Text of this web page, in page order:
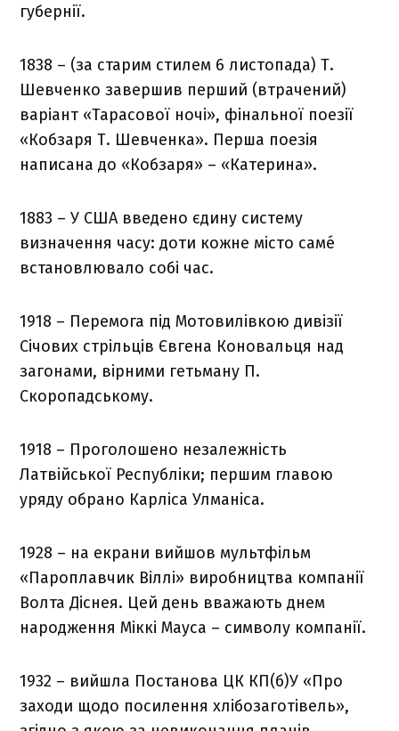
губернії.
1838 – (за старим стилем 6 листопада) Т.
Шевченко завершив перший (втрачений)
варіант «Тарасової ночі», фінальної поезії
«Кобзаря Т. Шевченка». Перша поезія
написана до «Кобзаря» – «Катерина».
1883 – У США введено єдину систему
визначення часу: доти кожне місто самé
встановлювало собі час.
1918 – Перемога під Мотовилівкою дивізії
Січових стрільців Євгена Коновальця над
загонами, вірними гетьману П.
Скоропадському.
1918 – Проголошено незалежність
Латвійської Республіки; першим главою
уряду обрано Карліса Улманіса.
1928 – на екрани вийшов мультфільм
«Пароплавчик Віллі» виробництва компанії
Волта Діснея. Цей день вважають днем
народження Міккі Мауса – символу компанії.
1932 – вийшла Постанова ЦК КП(б)У «Про
заходи щодо посилення хлібозаготівель»,